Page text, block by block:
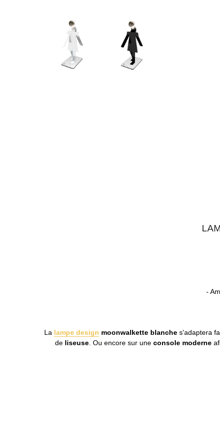
-
La lampe design moonwalkette blanche s'adaptera
de liseuse. Ou encore sur une console moderne